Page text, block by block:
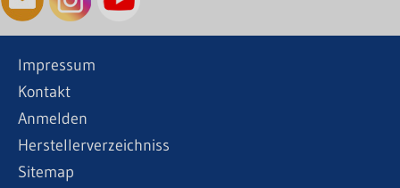
Impressum
Kontakt
Anmelden
Herstellerverzeichniss
Sitemap